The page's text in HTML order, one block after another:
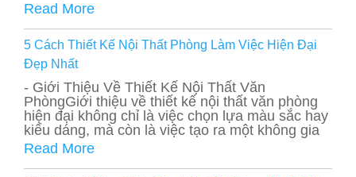
Read More
5 Cách Thiết Kế Nội Thất Phòng Làm Việc Hiện Đại
Đẹp Nhất
- Giới Thiệu Về Thiết Kế Nội Thất Văn
PhòngGiới thiệu về thiết kế nội thất văn phòng
hiện đại không chỉ là việc chọn lựa màu sắc hay
kiểu dáng, mà còn là việc tạo ra một không gia
Read More